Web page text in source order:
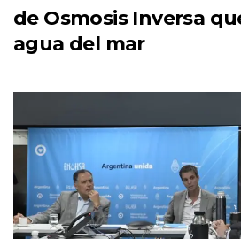
de Osmosis Inversa
agua del mar